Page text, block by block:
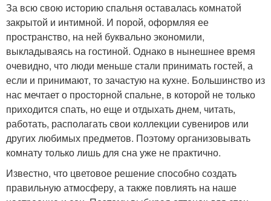
За всю свою историю спальня оставалась комнатой
закрытой и интимной. И порой, оформляя ее
пространство, на ней буквально экономили,
выкладываясь на гостиной. Однако в нынешнее время
очевидно, что люди меньше стали принимать гостей, а
если и принимают, то зачастую на кухне. Большинство из
нас мечтает о просторной спальне, в которой не только
приходится спать, но еще и отдыхать днем, читать,
работать, располагать свои коллекции сувениров или
других любимых предметов. Поэтому организовывать
комнату только лишь для сна уже не практично.
Известно, что цветовое решение способно создать
правильную атмосферу, а также повлиять на наше